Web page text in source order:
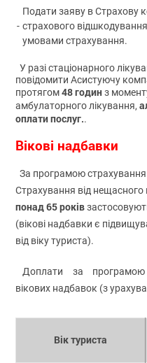
-
Подати заяву в Страхову
страхового
умовами страхування.
У разі стаціонарного
повідомити Асистуючу
протягом48 годинз
амбулаторного лікування,
оплати послуг..
Вікові надбавки
За програмою страхування
Страхування від нещасного
понад 65 років
(вікові надбавки є
від віку туриста).
Доплати за
вікових надбавок (з
Вік туриста